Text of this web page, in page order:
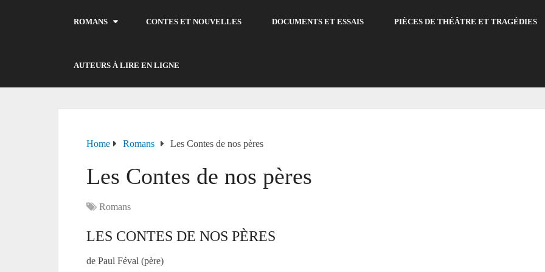
ROMANS CONTES ET NOUVELLES DOCUMENTS ET ESSAIS PIÈCES DE THÉÂTRE ET TRAGÉDIES
AUTEURS À LIRE EN LIGNE
Home Romans Les Contes de nos pères
Les Contes de nos pères
Romans
LES CONTES DE NOS PÈRES
de Paul Féval (père)